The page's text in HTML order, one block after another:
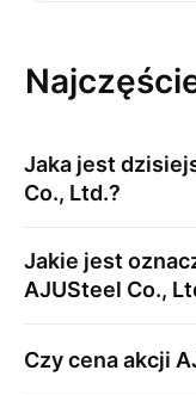
Jaka jest
Co., Ltd.?
Jakie jest
AJUSteel Co.,
Czy cena akcji